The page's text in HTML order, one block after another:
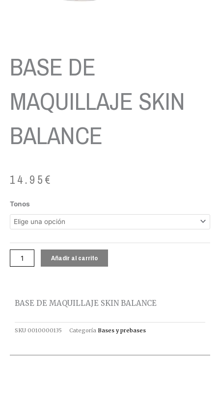
BASE DE
MAQUILLAJE SKIN
BALANCE
14.95€
Tonos
BASE
DE
MAQUILLAJE
BALANCE
cantidad
Añadir al carrito
BASE DE MAQUILLAJE SKIN BALANCE
SKU 0010000135 Categoría Bases y prebases